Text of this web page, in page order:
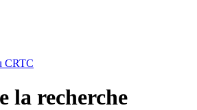
CRTC
la recherche